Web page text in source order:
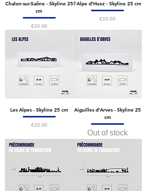
Chalon-sur-Saône - Skyline 25
cm
Price
€20.00
l’Alpe d’Huez - Skyline 25 cm
Price
€20.00
Les Alpes - Skyline 25 cm
Price
€20.00
Aiguilles d’Arves - Skyline 25
cm
Out of stock